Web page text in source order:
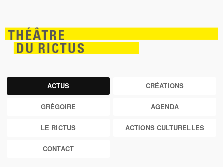
ACTUS CRÉATIONS
GRÉGOIRE AGENDA
LE RICTUS ACTIONS CULTURELLES
CONTACT